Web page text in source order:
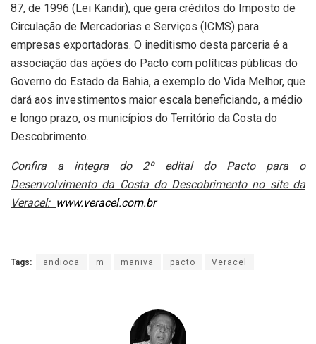
87, de 1996 (Lei Kandir), que gera créditos do Imposto de
Circulação de Mercadorias e Serviços (ICMS) para
empresas exportadoras. O ineditismo desta parceria é a
associação das ações do Pacto com políticas públicas do
Governo do Estado da Bahia, a exemplo do Vida Melhor, que
dará aos investimentos maior escala beneficiando, a médio
e longo prazo, os municípios do Território da Costa do
Descobrimento.
Confira a integra do 2º edital do Pacto para o
Desenvolvimento da Costa do Descobrimento no site da
Veracel: www.veracel.com.br
Tags: andioca m maniva pacto Veracel